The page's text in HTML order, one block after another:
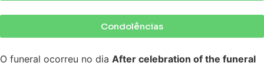
Condolências
O funeral ocorreu no dia After celebration of the funeral